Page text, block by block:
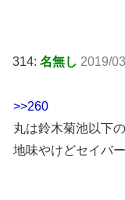
314: 名無し 2019/
>>260
丸は鈴木菊池以下
地味やけどセイバ